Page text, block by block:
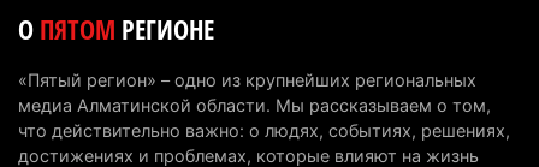
директора по коммуникациям
4 августа 2026 г. 20:22 93
ОПЯТОМ РЕГИОНЕ
«Пятый регион» – одно из крупнейших региональных
медиа Алматинской области. Мы рассказываем о том,
что действительно важно: о людях, событиях, решениях,
достижениях и проблемах, которые влияют на жизнь